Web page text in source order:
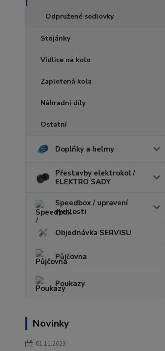
Odpružené sedlovky
Stojánky
Vidlice na kolo
Zapletená kola
Náhradní díly
Ostatní
Doplňky a helmy
Přestavby elektrokol /
ELEKTRO SADY
Speedbox / upravení
rychlosti
Objednávka SERVISU
Půjčovna
Poukazy
Novinky
01.11.2023